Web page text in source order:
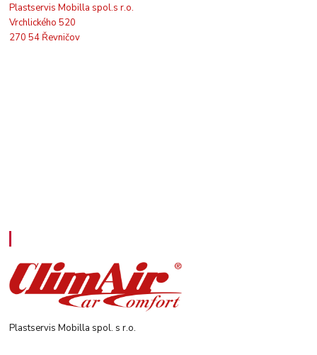
Plastservis Mobilla spol.s r.o.
Vrchlického 520
270 54 Řevničov
Plastservis Mobilla spol. s r.o.